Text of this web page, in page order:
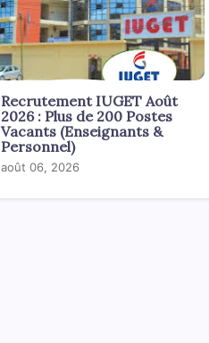
Recrutement IUGET Août
2026 : Plus de 200 Postes
Vacants (Enseignants &
Personnel)
août 06, 2026